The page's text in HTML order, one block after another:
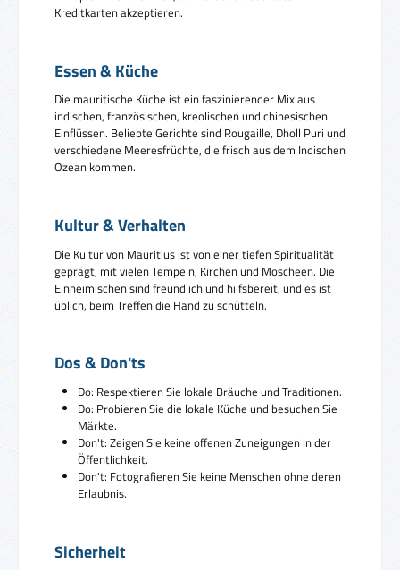
Kreditkarten akzeptieren.
Essen & Küche
Die mauritische Küche ist ein faszinierender Mix aus
indischen, französischen, kreolischen und chinesischen
Einflüssen. Beliebte Gerichte sind Rougaille, Dholl Puri und
verschiedene Meeresfrüchte, die frisch aus dem Indischen
Ozean kommen.
Kultur & Verhalten
Die Kultur von Mauritius ist von einer tiefen Spiritualität
geprägt, mit vielen Tempeln, Kirchen und Moscheen. Die
Einheimischen sind freundlich und hilfsbereit, und es ist
üblich, beim Treffen die Hand zu schütteln.
Dos & Don'ts
Do: Respektieren Sie lokale Bräuche und Traditionen.
Do: Probieren Sie die lokale Küche und besuchen Sie
Märkte.
Don't: Zeigen Sie keine offenen Zuneigungen in der
Öffentlichkeit.
Don't: Fotografieren Sie keine Menschen ohne deren
Erlaubnis.
Sicherheit